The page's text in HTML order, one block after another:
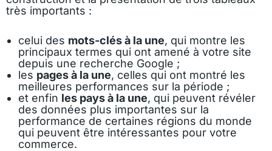
très importants :
celui des mots-clés à la une, qui montre les
principaux termes qui ont amené à votre site
depuis une recherche Google ;
les pages à la une, celles qui ont montré les
meilleures performances sur la période ;
et enfin les pays à la une, qui peuvent révéler
des données plus importantes sur la
performance de certaines régions du monde
qui peuvent être intéressantes pour votre
commerce.